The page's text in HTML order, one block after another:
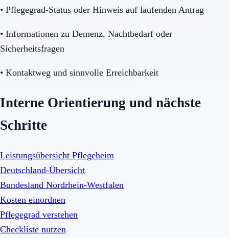
• Pflegegrad-Status oder Hinweis auf laufenden Antrag
• Informationen zu Demenz, Nachtbedarf oder
Sicherheitsfragen
• Kontaktweg und sinnvolle Erreichbarkeit
Interne Orientierung und nächste
Schritte
Leistungsübersicht Pflegeheim
Deutschland-Übersicht
Bundesland Nordrhein-Westfalen
Kosten einordnen
Pflegegrad verstehen
Checkliste nutzen